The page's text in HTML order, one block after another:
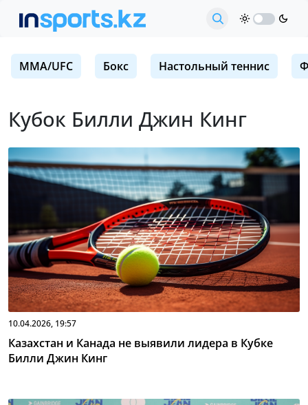
MMA/UFC Бокс Настольный теннис
Кубок Билли Джин Кинг
10.04.2026, 19:57
Казахстан и Канада не выявили лидера в Кубке
Билли Джин Кинг